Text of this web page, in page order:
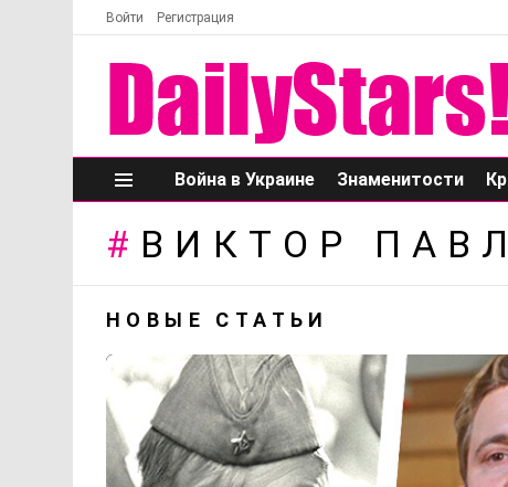
Войти Регистрация
Меню
Война в Украине Знаменитости
ВИКТОР
НОВЫЕ СТАТЬИ